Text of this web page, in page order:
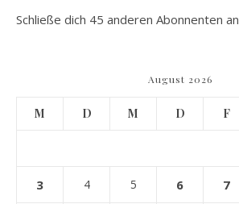
Schließe dich 45 anderen Abonnenten an
August 2026
M D M D F
3 4 5 6 7